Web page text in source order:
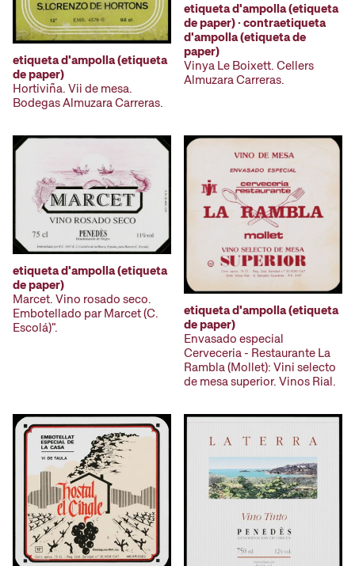
etiqueta d'ampolla (etiqueta
de paper)
Hortiviña. Vii de mesa.
Bodegas Almuzara Carreras.
etiqueta d'ampolla (etiqueta
de paper) · contraetiqueta
d'ampolla (etiqueta de
paper)
Vinya Le Boixett. Cellers
Almuzara Carreras.
etiqueta d'ampolla (etiqueta
de paper)
Marcet. Vino rosado seco.
Embotellado par Marcet (C.
Escolá)".
etiqueta d'ampolla (etiqueta
de paper)
Envasado especial
Cerveceria - Restaurante La
Rambla (Mollet): Vini selecto
de mesa superior. Vinos Rial.